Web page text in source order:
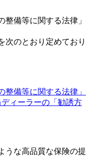
整備等に関する法律」
次のとおり定めており
整備等に関する法律」
ディーラーの「勧誘方
うな高品質な保険の提